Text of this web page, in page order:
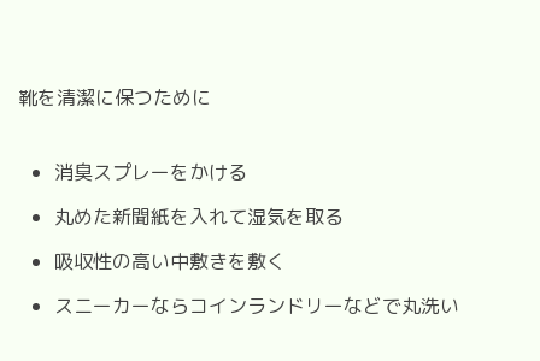
靴を清潔に保つために
消臭スプレーをかける
丸めた新聞紙を入れて湿気を取る
吸収性の高い中敷きを敷く
スニーカーならコインランドリーなどで丸洗い